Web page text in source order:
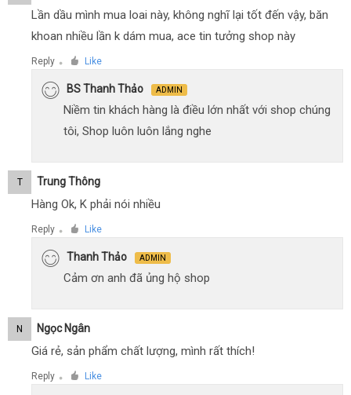
Lần dầu mình mua loai này, không nghĩ lại tốt đến vậy, băn
khoan nhiều lần k dám mua, ace tin tưởng shop này
Reply ● Like
BS Thanh Thảo ADMIN
Niềm tin khách hàng là điều lớn nhất với shop chúng
tôi, Shop luôn luôn lắng nghe
T Trung Thông
Hàng Ok, K phải nói nhiều
Reply ● Like
Thanh Thảo ADMIN
Cảm ơn anh đã ủng hộ shop
N Ngọc Ngân
Giá rẻ, sản phẩm chất lượng, mình rất thích!
Reply ● Like